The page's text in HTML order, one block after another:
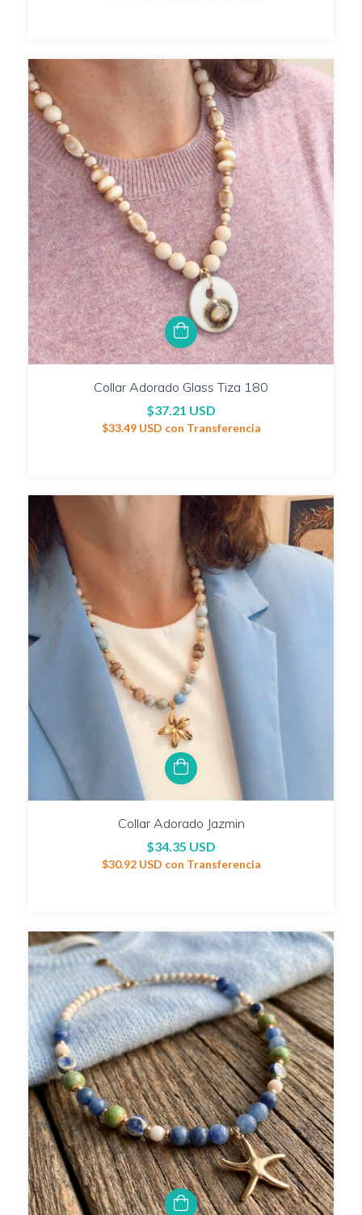
Collar Adorado Glass Tiza 180
$37.21 USD
$33.49 USD con Transferencia
Collar Adorado Jazmin
$34.35 USD
$30.92 USD con Transferencia